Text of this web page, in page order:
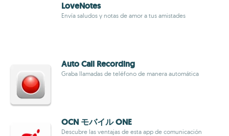
LoveNotes
Envía saludos y notas de amor a tus amistades
Auto Call Recording
Graba llamadas de teléfono de manera automática
OCN モバイル ONE
Descubre las ventajas de esta app de comunicación